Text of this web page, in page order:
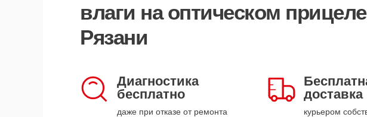
влаги на оптическом
Рязани
Диагностика
бесплатно
даже при отказе от ремонта
доставка
курьером